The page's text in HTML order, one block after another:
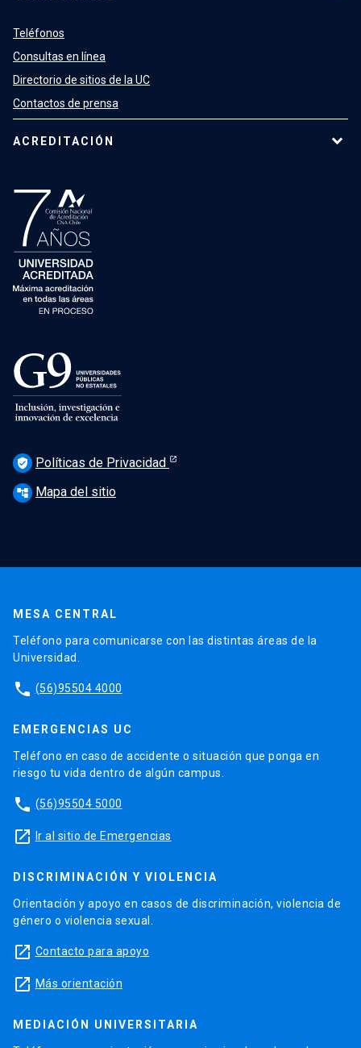
Teléfonos
Consultas en línea
Directorio de sitios de la UC
Contactos de prensa
ACREDITACIÓN
verified_user Políticas de Privacidad
account_tree Mapa del sitio
MESA CENTRAL
Teléfono para comunicarse con las distintas áreas de la
Universidad.
phone (56)95504 4000
EMERGENCIAS UC
Teléfono en caso de accidente o situación que ponga en
riesgo tu vida dentro de algún campus.
phone (56)95504 5000
launch Ir al sitio de Emergencias
DISCRIMINACIÓN Y VIOLENCIA
Orientación y apoyo en casos de discriminación, violencia de
género o violencia sexual.
launch Contacto para apoyo
launch Más orientación
MEDIACIÓN UNIVERSITARIA